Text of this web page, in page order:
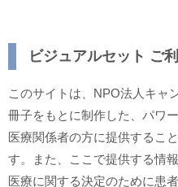
ビジュアルセット ご
このサイトは、NPO法人キャ
冊子をもとに制作した、パワ
医療関係者の方に提供するこ
す。また、ここで提供する情
医療に関する決定のために患